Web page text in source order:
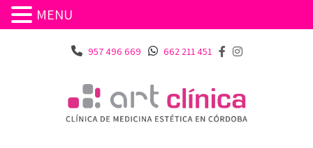
957 496 669 662 211 451
MENU